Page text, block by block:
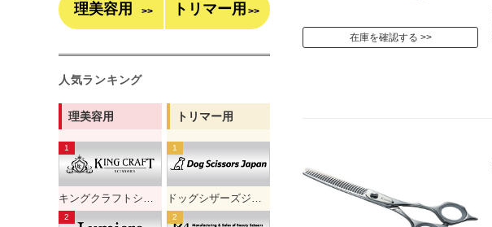
在庫を確認する
理美容用 >> トリマー用 >>
人気ランキング
理美容用
キングクラフトシザー
トリマー用
ドッグシザーズジャパン